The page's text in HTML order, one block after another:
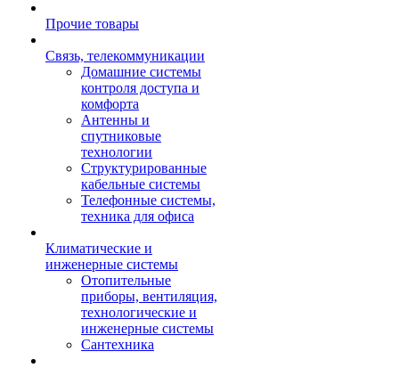
Прочие товары
Связь, телекоммуникации
Домашние системы
контроля доступа и
комфорта
Антенны и
спутниковые
технологии
Структурированные
кабельные системы
Телефонные системы,
техника для офиса
Климатические и
инженерные системы
Отопительные
приборы, вентиляция,
технологические и
инженерные системы
Сантехника